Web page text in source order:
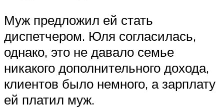
Муж предложил ей стать
диспетчером. Юля согласилась,
однако, это не давало семье
никакого дополнительного дохода,
клиентов было немного, а зарплату
ей платил муж.